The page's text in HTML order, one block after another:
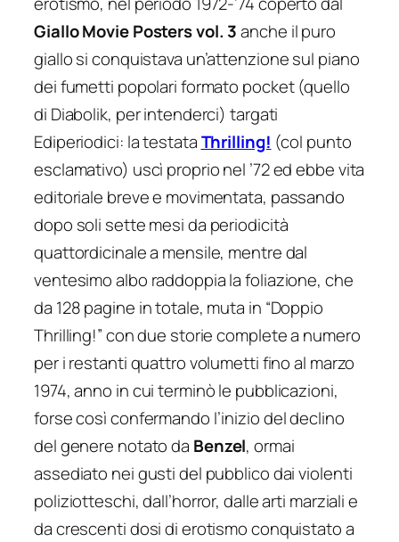
Giallo Movie Posters vol. 3anche il puro
giallo si conquistava un’attenzione sul piano
dei fumetti popolari formato pocket (quello
di Diabolik, per intenderci) targati
Ediperiodici: la testataThrilling! (col punto
esclamativo) uscì proprio nel ’72 ed ebbe vita
editoriale breve e movimentata, passando
dopo soli sette mesi da periodicità
quattordicinale a mensile, mentre dal
ventesimo albo raddoppia la foliazione, che
da 128 pagine in totale, muta in “Doppio
Thrilling!” con due storie complete a numero
per i restanti quattro volumetti fino al marzo
1974, anno in cui terminò le pubblicazioni,
forse così confermando l’inizio del declino
del genere notato da Benzel, ormai
assediato nei gusti del pubblico dai violenti
poliziotteschi, dall’horror, dalle arti marziali e
da crescenti dosi di erotismo conquistato a